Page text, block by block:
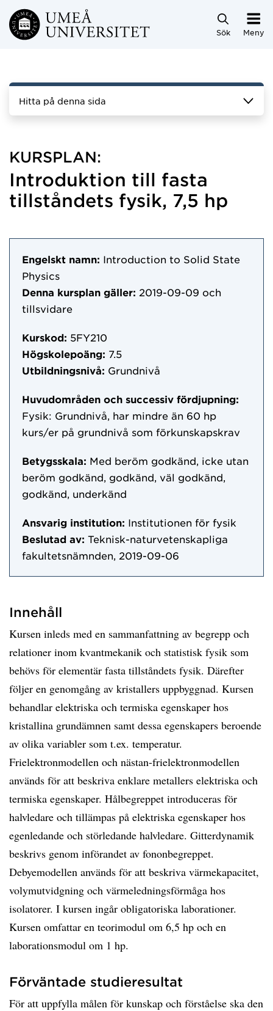
Hoppa direkt till innehållet
Sök Meny
Hitta på denna sida
KURSPLAN:
Introduktion till fasta
tillståndets fysik, 7,5 hp
Engelskt namn: Introduction to Solid State
Physics
Denna kursplan gäller: 2019-09-09 och
tillsvidare
Kurskod: 5FY210
Högskolepoäng: 7.5
Utbildningsnivå: Grundnivå
Huvudområden och successiv fördjupning:
Fysik: Grundnivå, har mindre än 60 hp
kurs/er på grundnivå som förkunskapskrav
Betygsskala: Med beröm godkänd, icke utan
beröm godkänd, godkänd, väl godkänd,
godkänd, underkänd
Ansvarig institution: Institutionen för fysik
Beslutad av: Teknisk-naturvetenskapliga
fakultetsnämnden, 2019-09-06
Innehåll
Kursen inleds med en sammanfattning av begrepp och
relationer inom kvantmekanik och statistisk fysik som
behövs för elementär fasta tillståndets fysik. Därefter
följer en genomgång av kristallers uppbyggnad. Kursen
behandlar elektriska och termiska egenskaper hos
kristallina grundämnen samt dessa egenskapers beroende
av olika variabler som t.ex. temperatur.
Frielektronmodellen och nästan-frielektronmodellen
används för att beskriva enklare metallers elektriska och
termiska egenskaper. Hålbegreppet introduceras för
halvledare och tillämpas på elektriska egenskaper hos
egenledande och störledande halvledare. Gitterdynamik
beskrivs genom införandet av fononbegreppet.
Debyemodellen används för att beskriva värmekapacitet,
volymutvidgning och värmeledningsförmåga hos
isolatorer. I kursen ingår obligatoriska laborationer.
Kursen omfattar en teorimodul om 6,5 hp och en
laborationsmodul om 1 hp.
Förväntade studieresultat
För att uppfylla målen för kunskap och förståelse ska den